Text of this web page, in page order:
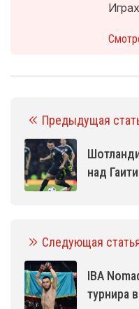
Предыдущая
над Гаити
Следующая
IBA
турнира